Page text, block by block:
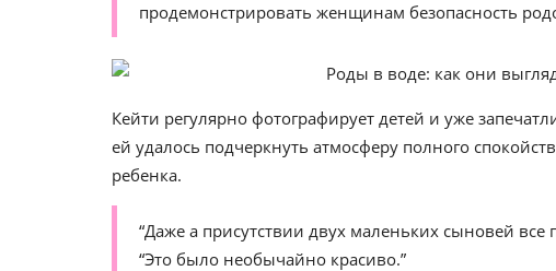
продемонстрировать женщинам безопасность
Кейти регулярно фотографирует детей и уже
ей удалось подчеркнуть атмосферу полного
ребенка.
“Даже а присутствии двух маленьких сыновей
“Это было необычайно красиво.”